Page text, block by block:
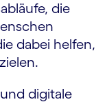
die
dabei helfen,
digitale